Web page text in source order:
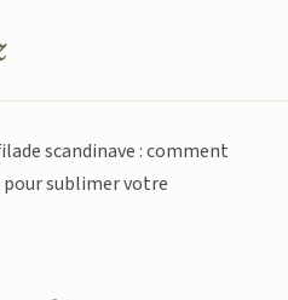
scandinave : comment
sublimer votre